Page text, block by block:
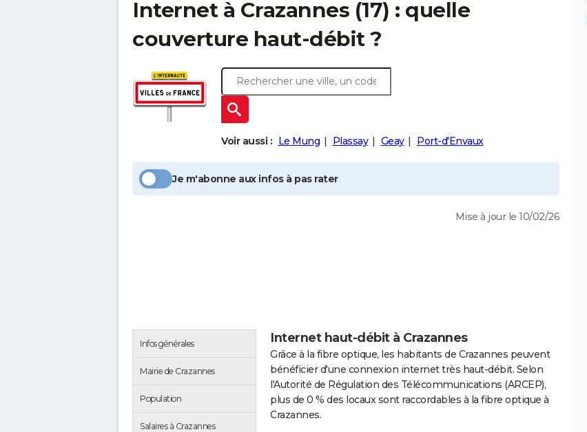
Internet à Crazannes (17) : quelle
couverture haut-débit ?
Voir aussi : Le Mung Plassay Geay Port-d'Envaux
Je m'abonne aux infos à pas rater
Mise à jour le 10/02/26
Infos générales
Mairie de Crazannes
Population
Salaires à Crazannes
Internet haut-débit à Crazannes
Grâce à la fibre optique, les habitants de Crazannes peuvent
bénéficier d'une connexion internet très haut-débit. Selon
l'Autorité de Régulation des Télécommunications (ARCEP),
plus de 0 % des locaux sont raccordables à la fibre optique à
Crazannes.